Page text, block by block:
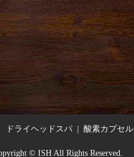
ドライヘッドスパ 酸素カプセル
© ISH All Rights Reserved.